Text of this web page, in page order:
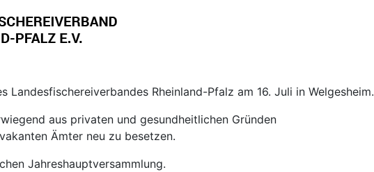
Landesfischereiverbandes Rheinland-Pfalz am 16. Juli in Welgesheim.
aus privaten und gesundheitlichen Gründen
Ämter neu zu besetzen.
Jahreshauptversammlung.